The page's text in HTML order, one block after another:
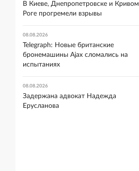
В Киеве, Днепропетровске и Кривом
Роге прогремели взрывы
08.08.2026
Telegraph: Новые британские
бронемашины Ajax сломались на
испытаниях
08.08.2026
Задержана адвокат Надежда
Ерусланова